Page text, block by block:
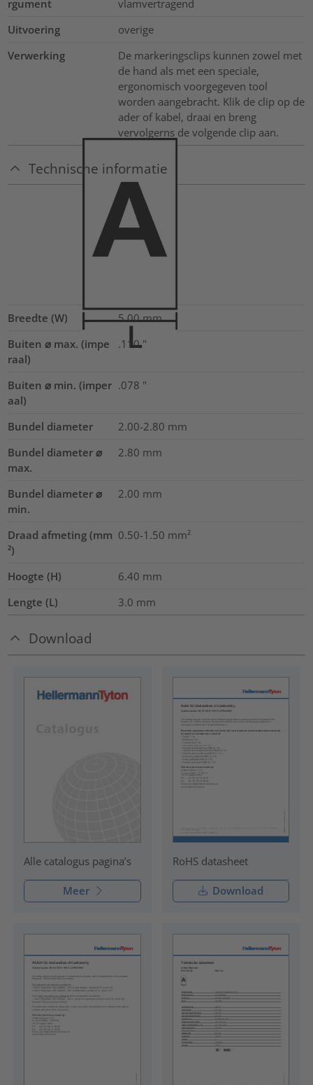
rgument
vlamvertragend
Uitvoering
overige
Verwerking
De markeringsclips kunnen zowel met
de hand als met een speciale,
ergonomisch voorgegeven tool
worden aangebracht. Klik de clip op de
ader of kabel, draai en breng
vervolgerns de volgende clip aan.
Technische informatie
Breedte (W) 5.00 mm
Buiten ⌀ max. (impe
raal)
.110 "
Buiten ⌀ min. (imper
aal)
.078 "
Bundel diameter 2.00-2.80 mm
Bundel diameter ⌀
max.
2.80 mm
Bundel diameter ⌀
min.
2.00 mm
Draad afmeting (mm
²)
0.50-1.50 mm²
Hoogte (H) 6.40 mm
Lengte (L)
3.0 mm
Download
Alle catalogus pagina’s
Meer
RoHS datasheet
Download